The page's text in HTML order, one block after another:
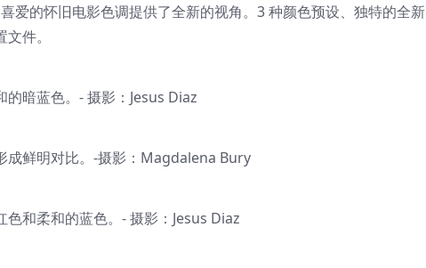
爱的怀旧电影色调提供了全新的视角。 3 种颜色预设、独特的全新
件。
暗蓝色。- 摄影：Jesus Diaz
成鲜明对比。-摄影：Magdalena Bury
和柔和的蓝色。- 摄影：Jesus Diaz